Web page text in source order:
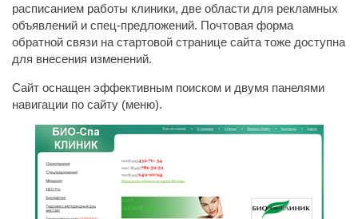
расписанием работы клиники, две области для рекламных
объявлений и спец-предложений. Почтовая форма
обратной связи на стартовой странице сайта тоже доступна
для внесения изменений.
Сайт оснащен эффективным поиском и двумя панелями
навигации по сайту (меню).